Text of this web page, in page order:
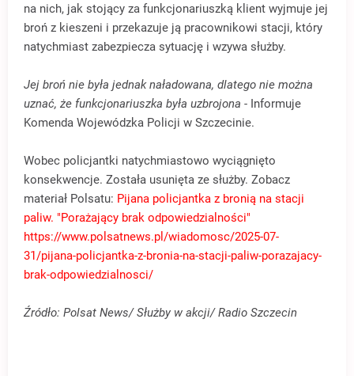
na nich, jak stojący za funkcjonariuszką klient wyjmuje jej
broń z kieszeni i przekazuje ją pracownikowi stacji, który
natychmiast zabezpiecza sytuację i wzywa służby.
Jej broń nie była jednak naładowana, dlatego nie można
uznać, że funkcjonariuszka była uzbrojona - Informuje
Komenda Wojewódzka Policji w Szczecinie.
Wobec policjantki natychmiastowo wyciągnięto
konsekwencje. Została usunięta ze służby. Zobacz
materiał Polsatu: Pijana policjantka z bronią na stacji
paliw. "Porażający brak odpowiedzialności"
https://www.polsatnews.pl/wiadomosc/2025-07-
31/pijana-policjantka-z-bronia-na-stacji-paliw-porazajacy-
brak-odpowiedzialnosci/
Źródło: Polsat News/ Służby w akcji/ Radio Szczecin